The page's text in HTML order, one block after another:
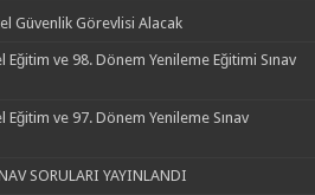
Güvenlik Görevlisi Alacak
ve 98. Dönem Yenileme Eğitimi Sınav
ve 97. Dönem Yenileme Sınav
SORULARI YAYINLANDI